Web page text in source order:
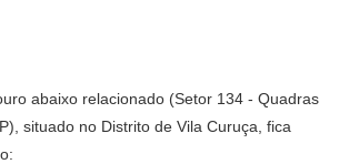
abaixo relacionado (Setor 134 - Quadras
situado no Distrito de Vila Curuça, fica